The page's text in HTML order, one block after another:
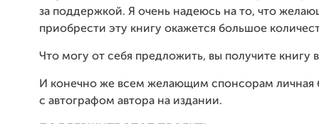
за поддержкой. Я очень надеюсь на то, что
приобрести эту книгу окажется большое
Что могу от себя предложить, вы получите книгу
И конечно же всем желающим спонсорам личная
с автографом автора на издании.